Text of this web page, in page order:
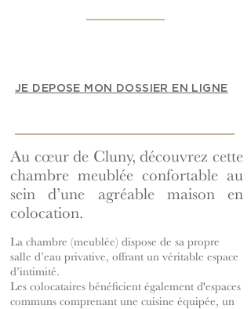
Au cœur de Cluny, découvrez cette
chambre meublée confortable au
sein d’une agréable maison en
colocation.
JE DEPOSE MON DOSSIER EN LIGNE
La chambre (meublée) dispose de sa propre
salle d’eau privative, offrant un véritable espace
d’intimité.
Les colocataires bénéficient également d'espaces
communs comprenant une cuisine équipée, un